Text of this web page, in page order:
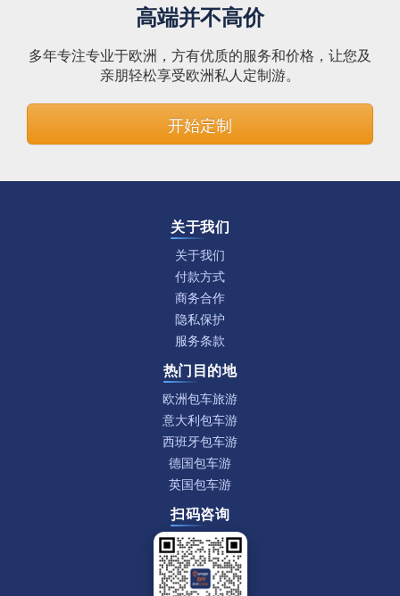
高端并不高价
多年专注专业于欧洲，方有优质的服务和价格，让您及
亲朋轻松享受欧洲私人定制游。
开始定制
关于我们
关于我们
付款方式
商务合作
隐私保护
服务条款
热门目的地
欧洲包车旅游
意大利包车游
西班牙包车游
德国包车游
英国包车游
扫码咨询